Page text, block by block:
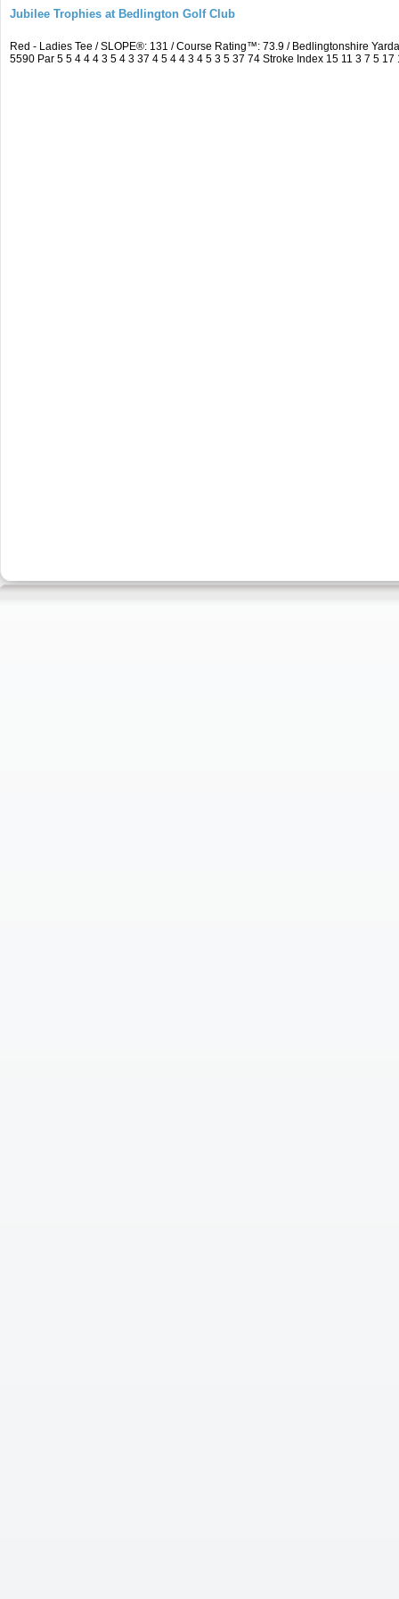
Jubilee Trophies at Bedlington Golf Club
Red - Ladies Tee / SLOPE®: 131 / Course Rating™: 73.9 / Bedlingtonshire
5590 Par 5 5 4 4 4 3 5 4 3 37 4 5 4 4 3 4 5 3 5 37 74 Stroke Index 15 11 3 7 5